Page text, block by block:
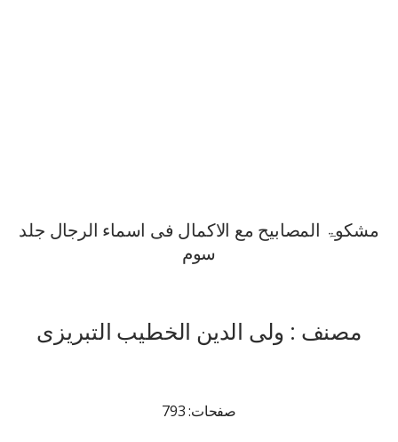
مشکوۃ المصابیح مع الاکمال فی اسماء الرجال جلد
سوم
مصنف : ولی الدین الخطیب التبریزی
صفحات: 793